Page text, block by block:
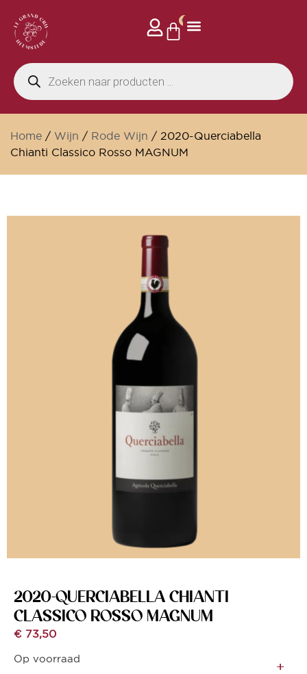
0
Home / Wijn / Rode Wijn / 2020-Querciabella
Chianti Classico Rosso MAGNUM
2020-QUERCIABELLA CHIANTI
CLASSICO ROSSO MAGNUM
€ 73,50
Op voorraad